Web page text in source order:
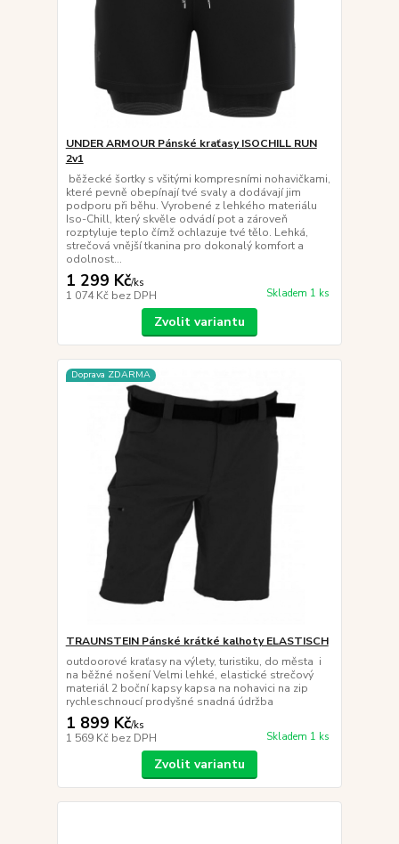
UNDER ARMOUR Pánské kraťasy ISOCHILL RUN
2v1
běžecké šortky s všitými kompresními nohavičkami,
které pevně obepínají tvé svaly a dodávají jim
podporu při běhu. Vyrobené z lehkého materiálu
Iso-Chill, který skvěle odvádí pot a zároveň
rozptyluje teplo čímž ochlazuje tvé tělo. Lehká,
strečová vnější tkanina pro dokonalý komfort a
odolnost...
1 299 Kč/ks
1 074 Kč bez DPH Skladem 1 ks
Zvolit variantu
Doprava ZDARMA
TRAUNSTEIN Pánské krátké kalhoty ELASTISCH
outdoorové kraťasy na výlety, turistiku, do města i
na běžné nošení Velmi lehké, elastické strečový
materiál 2 boční kapsy kapsa na nohavici na zip
rychleschnoucí prodyšné snadná údržba
1 899 Kč/ks
1 569 Kč bez DPH Skladem 1 ks
Zvolit variantu